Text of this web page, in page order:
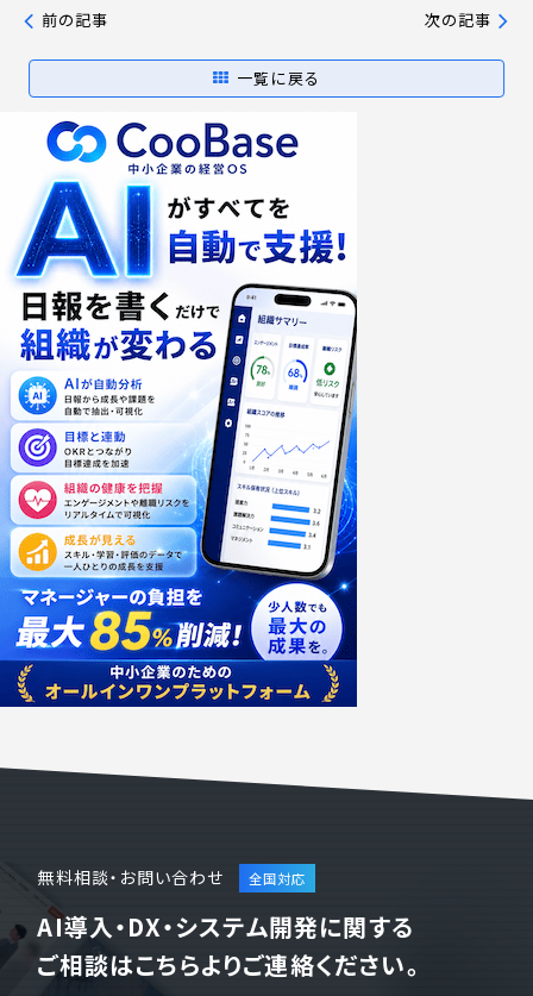
前の記事
一覧に戻る
次の記事
無料相談・お問い合わせ
AI導入・DX・システム開発に関する
ご相談はこちらよりご連絡ください。